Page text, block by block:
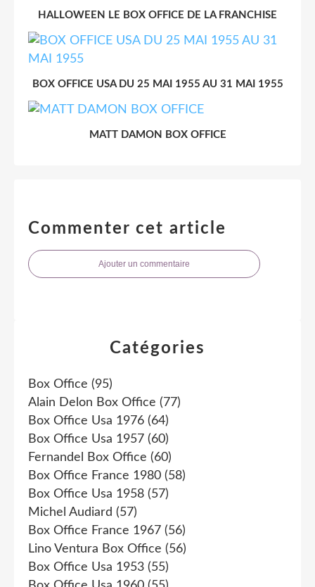
HALLOWEEN LE BOX OFFICE DE LA FRANCHISE
BOX OFFICE USA DU 25 MAI 1955 AU 31 MAI 1955
MATT DAMON BOX OFFICE
Commenter cet article
Ajouter un commentaire
Catégories
Box Office (95)
Alain Delon Box Office (77)
Box Office Usa 1976 (64)
Box Office Usa 1957 (60)
Fernandel Box Office (60)
Box Office France 1980 (58)
Box Office Usa 1958 (57)
Michel Audiard (57)
Box Office France 1967 (56)
Lino Ventura Box Office (56)
Box Office Usa 1953 (55)